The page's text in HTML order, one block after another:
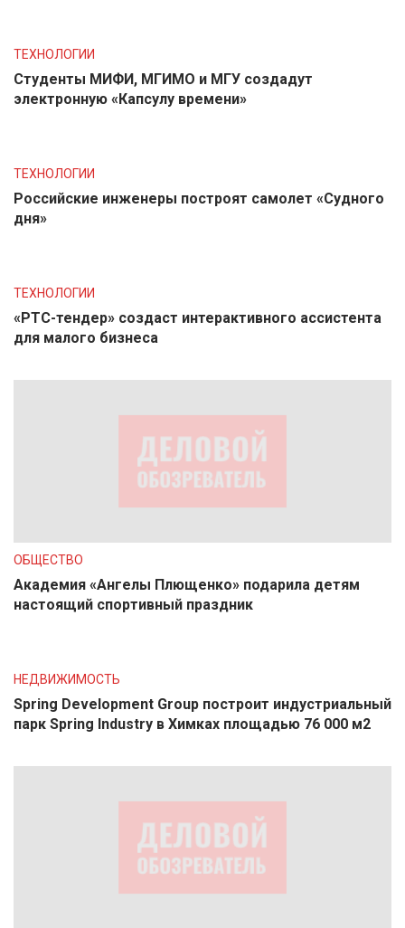
ТЕХНОЛОГИИ
Студенты МИФИ, МГИМО и МГУ создадут
электронную «Капсулу времени»
ТЕХНОЛОГИИ
Российские инженеры построят самолет «Судного
дня»
ТЕХНОЛОГИИ
«РТС-тендер» создаст интерактивного ассистента
для малого бизнеса
ОБЩЕСТВО
Академия «Ангелы Плющенко» подарила детям
настоящий спортивный праздник
НЕДВИЖИМОСТЬ
Spring Development Group построит индустриальный
парк Spring Industry в Химках площадью 76 000 м2